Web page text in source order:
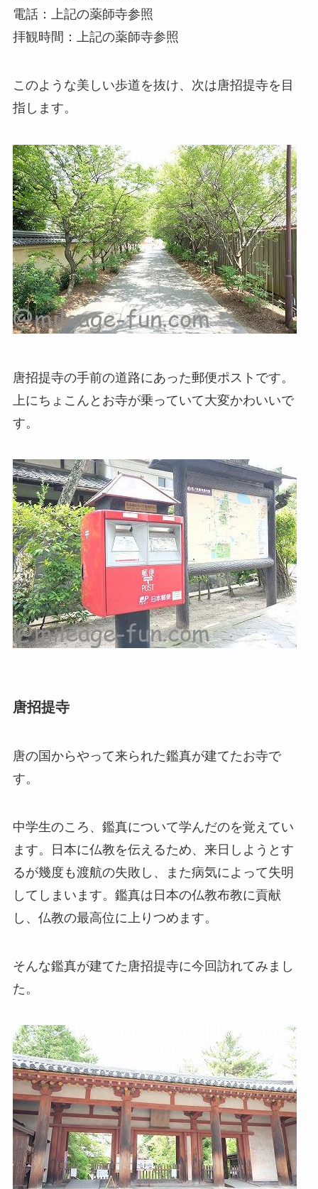
電話：上記の薬師寺参照
拝観時間：上記の薬師寺参照
このような美しい歩道を抜け、次は唐招提寺を目
指します。
唐招提寺の手前の道路にあった郵便ポストです。
上にちょこんとお寺が乗っていて大変かわいいで
す。
唐招提寺
唐の国からやって来られた鑑真が建てたお寺で
す。
中学生のころ、鑑真について学んだのを覚えてい
ます。日本に仏教を伝えるため、来日しようとす
るが幾度も渡航の失敗し、また病気によって失明
してしまいます。鑑真は日本の仏教布教に貢献
し、仏教の最高位に上りつめます。
そんな鑑真が建てた唐招提寺に今回訪れてみまし
た。